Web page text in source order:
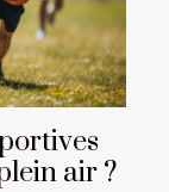
air ?